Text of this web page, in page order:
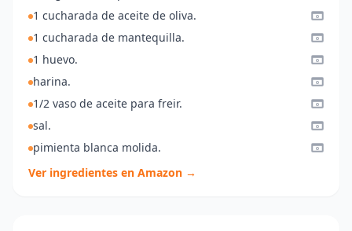
1 cucharada de aceite de oliva.
1 cucharada de mantequilla.
1 huevo.
harina.
1/2 vaso de aceite para freir.
sal.
pimienta blanca molida.
Ver ingredientes en Amazon →